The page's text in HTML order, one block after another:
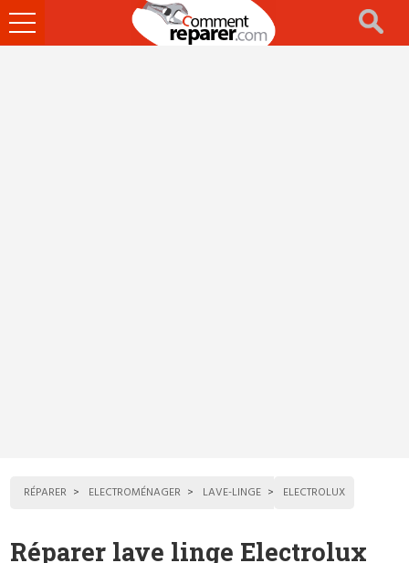
Ouvrir
le
RÉPARER ELECTROMÉNAGER LAVE-LINGE ELECTROLUX
Réparer lave linge Electrolux